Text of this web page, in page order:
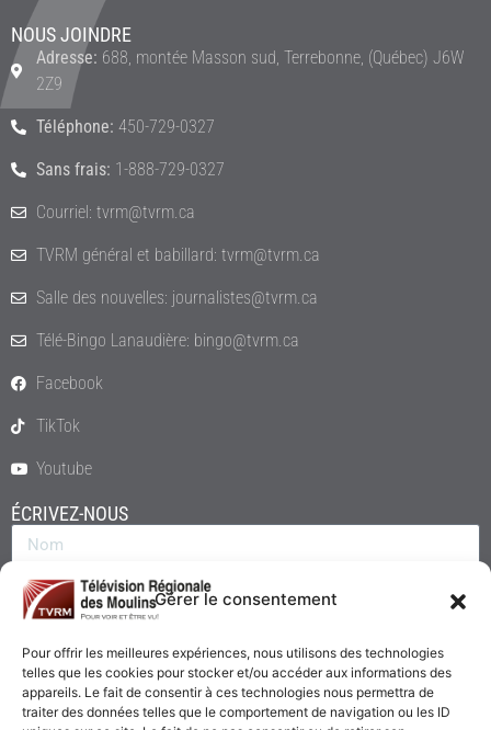
Gérer le consentement
Pour offrir les meilleures expériences, nous utilisons des technologies
telles que les cookies pour stocker et/ou accéder aux informations des
appareils. Le fait de consentir à ces technologies nous permettra de
traiter des données telles que le comportement de navigation ou les ID
NOUS JOINDRE
Adresse: 688, montée Masson sud, Terrebonne, (Québec) J6W
2Z9
Téléphone: 450-729-0327
Sans frais: 1-888-729-0327
Courriel: tvrm@tvrm.ca
TVRM général et babillard: tvrm@tvrm.ca
Salle des nouvelles: journalistes@tvrm.ca
Télé-Bingo Lanaudière: bingo@tvrm.ca
Facebook
TikTok
Youtube
ÉCRIVEZ-NOUS